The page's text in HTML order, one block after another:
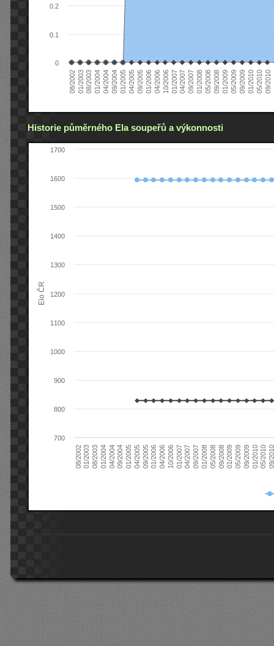
08/200201/200308/200301/200404/200409/200401/200504/200509/200501/200604/200610/200601/200704/200709/200701/200805/200809/200801/200905/200909/200901/201005/201009/2010
0
0.1
0.2
Historie půměrného Ela soupeřů a výkonnosti
Elo ČR
08/200201/200308/200301/200404/200409/200401/200504/200509/200501/200604/200610/200601/200704/200709/200701/200805/200809/200801/200905/200909/200901/201005/201009/
700
800
900
1000
1100
1200
1300
1400
1500
1600
1700